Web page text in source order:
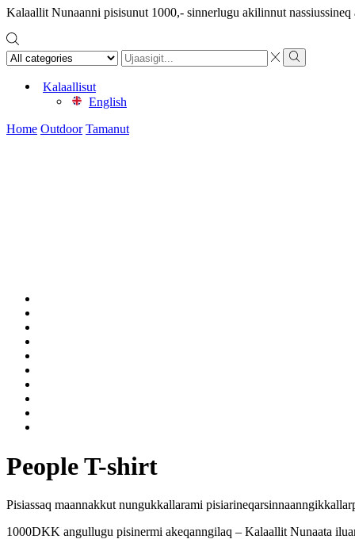
Kalaallit Nunaanni pisisunut 1000,- sinnerlugu akilinnut nassiussineq
Search
input
Search
Kalaallisut
English
Home Outdoor Tamanut
People T-shirt
Pisiassaq maannakkut nungukkallarami
1000DKK angullugu pisinermi akeqanngilaq – Kalaallit Nunaata